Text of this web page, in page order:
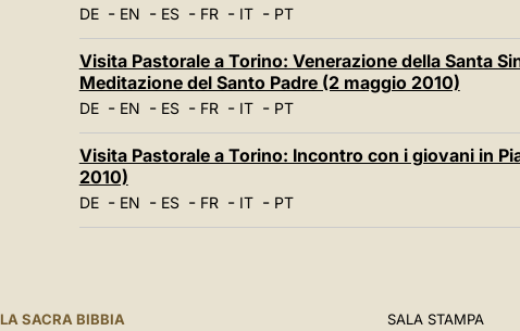
DE- EN - ES- FR- IT- PT
Visita Pastorale a Torino: Venerazione della Santa
Meditazione del Santo Padre (2 maggio 2010)
DE- EN - ES- FR- IT- PT
Visita Pastorale a Torino: Incontro con i giovani in
2010)
DE- EN - ES- FR- IT- PT
LA SACRA BIBBIA SALA STAMPA